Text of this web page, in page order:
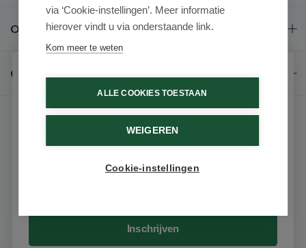
Over ons
Contact
9.6 / 10 (531 beoordelingen)
via ‘Cookie-instellingen’. Meer informatie
hierover vindt u via onderstaande link.
Kom meer te weten
ALLE COOKIES TOESTAAN
WEIGEREN
Cookie-instellingen
Schrijf je in voor onze nieuwsbrief
Ontvang als eerste de beste aanbiedingen en persoonlijk
advies
Inschrijven